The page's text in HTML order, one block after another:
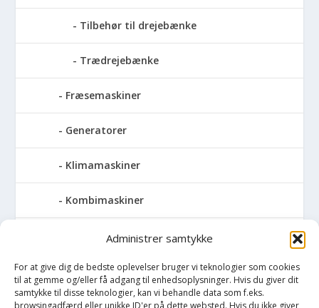
Administrer samtykke
For at give dig de bedste oplevelser bruger vi teknologier som cookies
til at gemme og/eller få adgang til enhedsoplysninger. Hvis du giver dit
samtykke til disse teknologier, kan vi behandle data som f.eks.
Tilbehør til drejebænke
Trædrejebænke
Fræsemaskiner
Generatorer
Klimamaskiner
Kombimaskiner
Kompressor
Pressemaskiner
Save